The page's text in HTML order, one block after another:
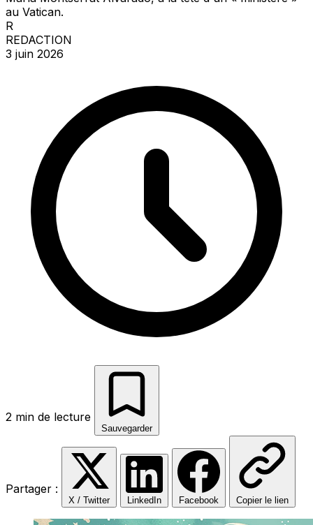
au Vatican.
R
REDACTION
3 juin 2026
2 min de lecture
Sauvegarder
Partager :
X / Twitter LinkedIn Facebook Copier le lien